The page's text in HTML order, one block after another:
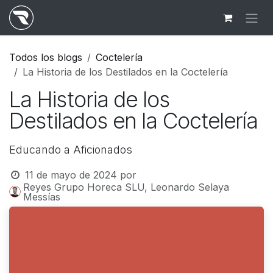
Ir al contenido
Todos los blogs
Coctelería
La Historia de los Destilados en la Coctelería
La Historia de los
Destilados en la Coctelería
Educando a Aficionados
11 de mayo de 2024 por
Reyes Grupo Horeca SLU, Leonardo Selaya
Messías